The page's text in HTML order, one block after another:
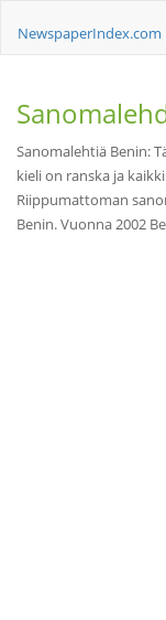
NewspaperIndex.com
Sanomalehtiä Benin:
kieli on ranska ja
Riippumattoman
Benin. Vuonna 2002